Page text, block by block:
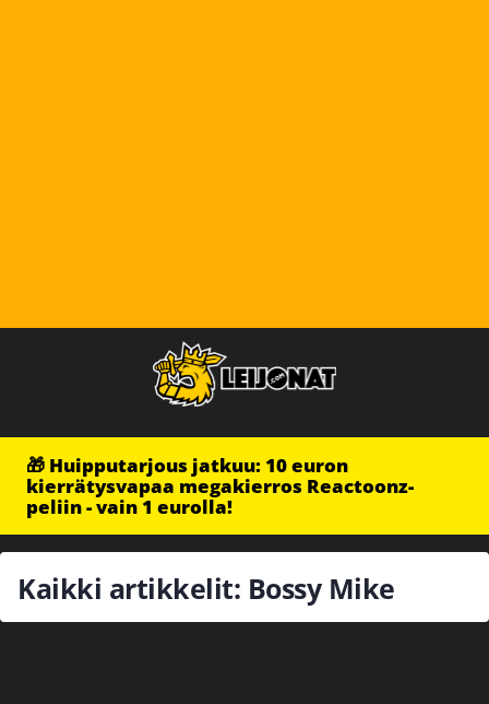
🎁 Huipputarjous jatkuu: 10 euron
kierrätysvapaa megakierros Reactoonz-
peliin - vain 1 eurolla!
Kaikki artikkelit: Bossy Mike